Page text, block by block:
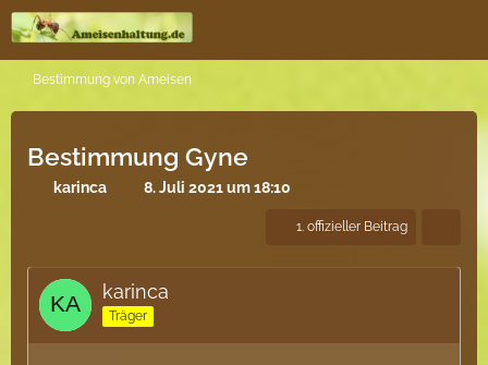
Bestimmung von Ameisen
Bestimmung Gyne
karinca 8. Juli 2021 um 18:10
1. offizieller Beitrag
karinca
Träger